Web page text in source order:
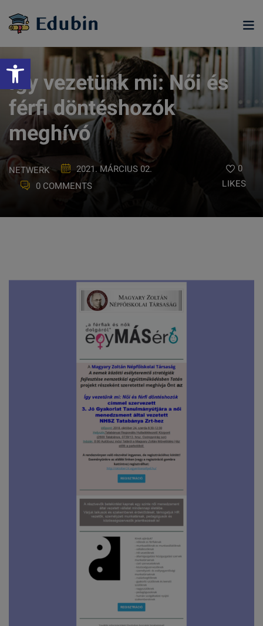
Eszköztár megnyitása
content
Így vezetünk mi: Női és
férfi döntéshozók
meghívó
NETWERK
2021. MÁRCIUS 02.
0 COMMENTS
0
LIKES